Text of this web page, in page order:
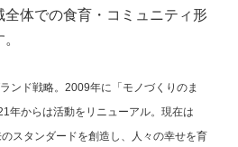
全体での食育・コミュニティ形
ンド戦略。2009年に「モノづくりのま
年からは活動をリニューアル。現在は
のスタンダードを創造し、人々の幸せを育